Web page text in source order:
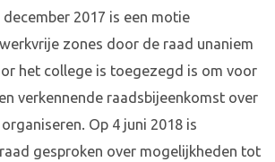
december 2017 is een motie
zones door de raad unaniem
het college is toegezegd is om voor
verkennende raadsbijeenkomst over
Op 4 juni 2018 is
gesproken over mogelijkheden tot